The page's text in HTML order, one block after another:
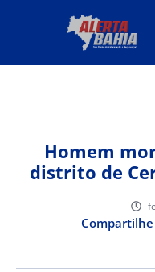
Homem
distrito de
Compartilhe